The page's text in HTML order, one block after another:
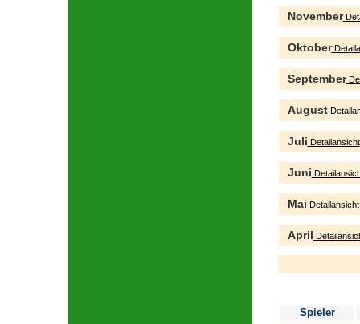
November
Oktober
September
August
Juli Detailansicht
Juni
Mai Detailansicht
April
Spieler